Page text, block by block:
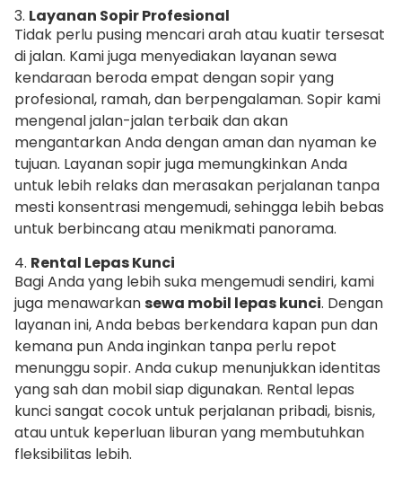
3. Layanan Sopir Profesional
Tidak perlu pusing mencari arah atau kuatir tersesat
di jalan. Kami juga menyediakan layanan sewa
kendaraan beroda empat dengan sopir yang
profesional, ramah, dan berpengalaman. Sopir kami
mengenal jalan-jalan terbaik dan akan
mengantarkan Anda dengan aman dan nyaman ke
tujuan. Layanan sopir juga memungkinkan Anda
untuk lebih relaks dan merasakan perjalanan tanpa
mesti konsentrasi mengemudi, sehingga lebih bebas
untuk berbincang atau menikmati panorama.
4. Rental Lepas Kunci
Bagi Anda yang lebih suka mengemudi sendiri, kami
juga menawarkansewa mobil lepas kunci. Dengan
layanan ini, Anda bebas berkendara kapan pun dan
kemana pun Anda inginkan tanpa perlu repot
menunggu sopir. Anda cukup menunjukkan identitas
yang sah dan mobil siap digunakan. Rental lepas
kunci sangat cocok untuk perjalanan pribadi, bisnis,
atau untuk keperluan liburan yang membutuhkan
fleksibilitas lebih.